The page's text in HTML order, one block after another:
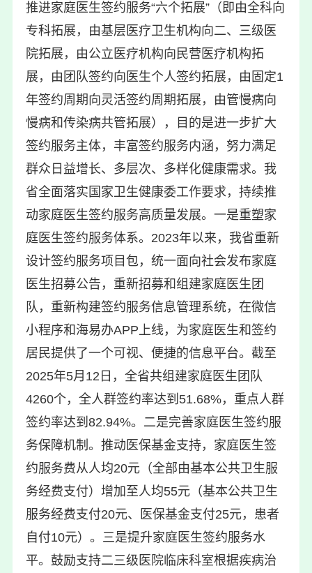
推进家庭医生签约服务“六个拓展”（即由全科向
专科拓展，由基层医疗卫生机构向二、三级医
院拓展，由公立医疗机构向民营医疗机构拓
展，由团队签约向医生个人签约拓展，由固定1
年签约周期向灵活签约周期拓展，由管慢病向
慢病和传染病共管拓展），目的是进一步扩大
签约服务主体，丰富签约服务内涵，努力满足
群众日益增长、多层次、多样化健康需求。我
省全面落实国家卫生健康委工作要求，持续推
动家庭医生签约服务高质量发展。一是重塑家
庭医生签约服务体系。2023年以来，我省重新
设计签约服务项目包，统一面向社会发布家庭
医生招募公告，重新招募和组建家庭医生团
队，重新构建签约服务信息管理系统，在微信
小程序和海易办APP上线，为家庭医生和签约
居民提供了一个可视、便捷的信息平台。截至
2025年5月12日，全省共组建家庭医生团队
4260个，全人群签约率达到51.68%，重点人群
签约率达到82.94%。二是完善家庭医生签约服
务保障机制。推动医保基金支持，家庭医生签
约服务费从人均20元（全部由基本公共卫生服
务经费支付）增加至人均55元（基本公共卫生
服务经费支付20元、医保基金支付25元，患者
自付10元）。三是提升家庭医生签约服务水
平。鼓励支持二三级医院临床科室根据疾病治